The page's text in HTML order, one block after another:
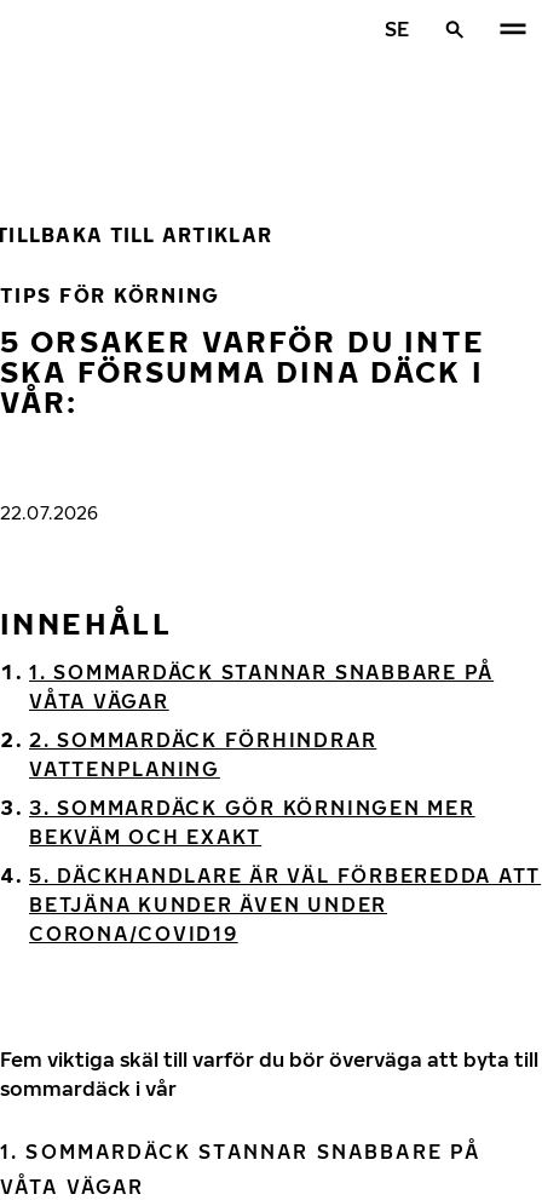
SE
TILL ARTIKLAR
TIPS FÖR KÖRNING
5 ORSAKER VARFÖR DU INTE
SKA FÖRSUMMA DINA DÄCK I
VÅR:
22.07.2026
INNEHÅLL
1. SOMMARDÄCK STANNAR SNABBARE PÅ
VÅTA VÄGAR
2. SOMMARDÄCK FÖRHINDRAR
VATTENPLANING
3. SOMMARDÄCK GÖR KÖRNINGEN MER
BEKVÄM OCH EXAKT
5. DÄCKHANDLARE ÄR VÄL FÖRBEREDDA ATT
BETJÄNA KUNDER ÄVEN UNDER
CORONA/COVID19
Fem viktiga skäl till varför du bör överväga att byta till
sommardäck i vår
1. SOMMARDÄCK STANNAR SNABBARE PÅ
VÅTA VÄGAR